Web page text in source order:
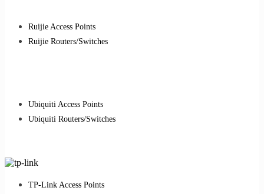
Ruijie Access Points
Ruijie Routers/Switches
Ubiquiti Access Points
Ubiquiti Routers/Switches
TP-Link Access Points